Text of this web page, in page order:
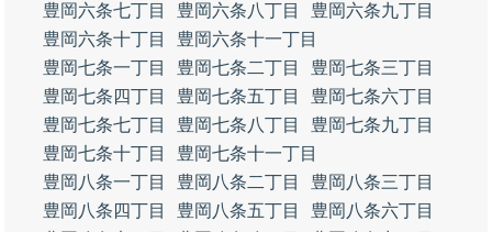
豊岡六条七丁目
豊岡六条八丁目
豊岡六条九丁目
豊岡六条十丁目
豊岡六条十一丁目
豊岡七条一丁目
豊岡七条二丁目
豊岡七条三丁目
豊岡七条四丁目
豊岡七条五丁目
豊岡七条六丁目
豊岡七条七丁目
豊岡七条八丁目
豊岡七条九丁目
豊岡七条十丁目
豊岡七条十一丁目
豊岡八条一丁目
豊岡八条二丁目
豊岡八条三丁目
豊岡八条四丁目
豊岡八条五丁目
豊岡八条六丁目